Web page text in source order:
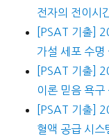
전자의 전이시
[PSAT 기출]
가설 세포 수명
[PSAT 기출]
이론 믿음 욕구
[PSAT 기출]
혈액 공급 시스